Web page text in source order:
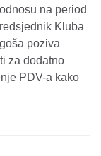
na period
Kluba
poziva
za dodatno
PDV-a kako